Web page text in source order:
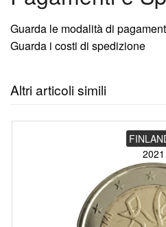
Guarda le modalità di
Guarda i costi di spedizione
Altri articoli simili
2021